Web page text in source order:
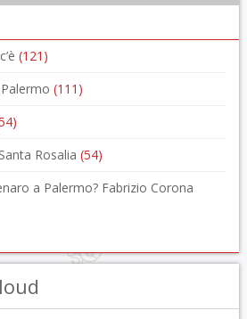
(121)
(111)
Rosalia (54)
a Palermo? Fabrizio Corona